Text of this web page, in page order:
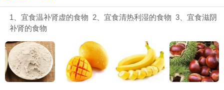
1、宜食温补肾虚的食物 2、宜食清热利湿的食物 3、宜食滋阴
补肾的食物